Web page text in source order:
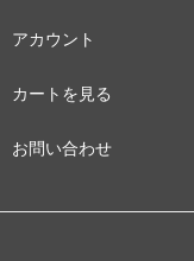
アカウント
カートを見る
お問い合わせ